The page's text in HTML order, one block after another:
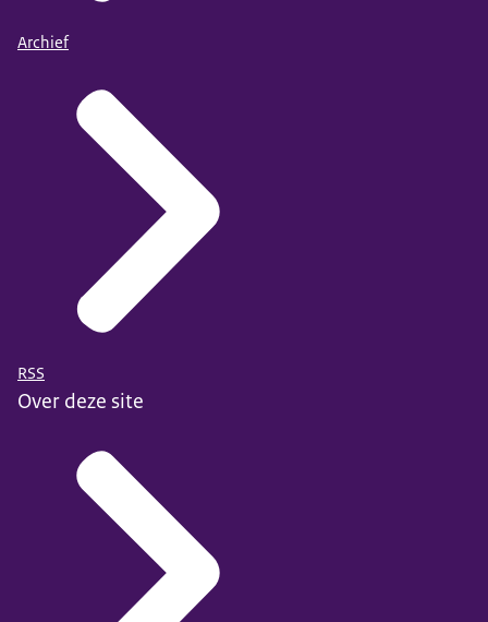
Archief
RSS
Over deze site